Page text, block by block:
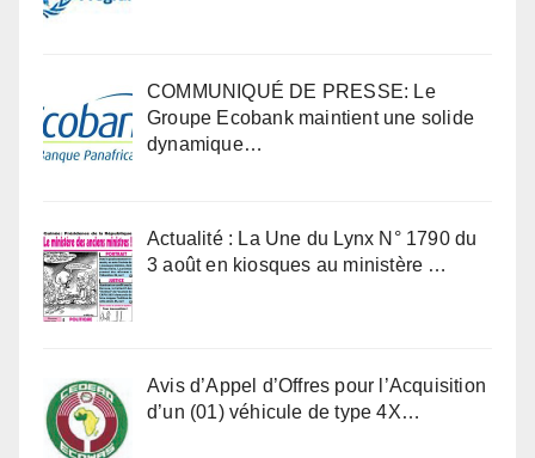
COMMUNIQUÉ DE PRESSE: Le
Groupe Ecobank maintient une solide
dynamique…
Actualité : La Une du Lynx N° 1790 du
3 août en kiosques au ministère …
Avis d’Appel d’Offres pour l’Acquisition
d’un (01) véhicule de type 4X…